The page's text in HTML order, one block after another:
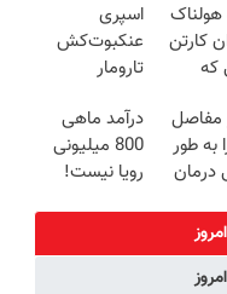
خانگی
پولدار شی)
هولناک
کارتن
که
رایگان
اسپری
عنکبوت‌‌کش
تارومار
عنکبوت
مفاصل
به طور
درمان
درآمد ماهی
800 میلیونی
رویا نیست!